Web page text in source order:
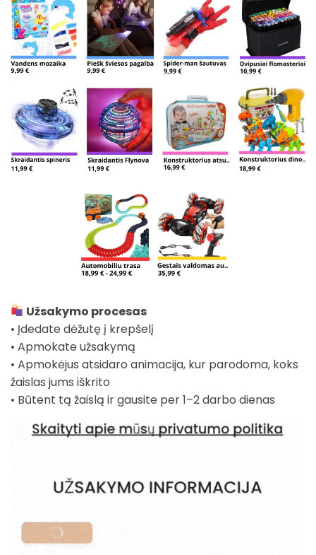
Užsakymo procesas
• Įdedate dėžutę į krepšelį
• Apmokate užsakymą
• Apmokėjus atsidaro animacija, kur parodoma, koks
žaislas jums iškrito
• Būtent tą žaislą ir gausite per 1–2 darbo dienas